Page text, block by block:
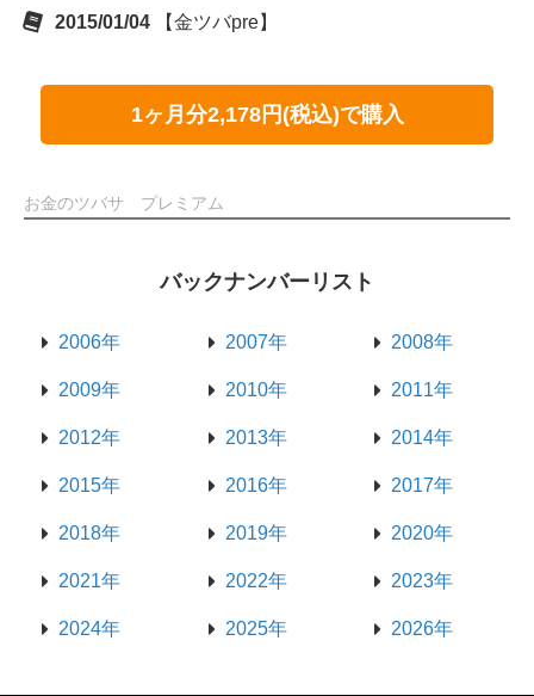
2015/01/04 【金ツバpre】
1ヶ月分2,178円(税込)で購入
お金のツバサ プレミアム
バックナンバーリスト
2006年 2007年 2008年
2009年 2010年 2011年
2012年 2013年 2014年
2015年 2016年 2017年
2018年 2019年 2020年
2021年 2022年 2023年
2024年 2025年 2026年